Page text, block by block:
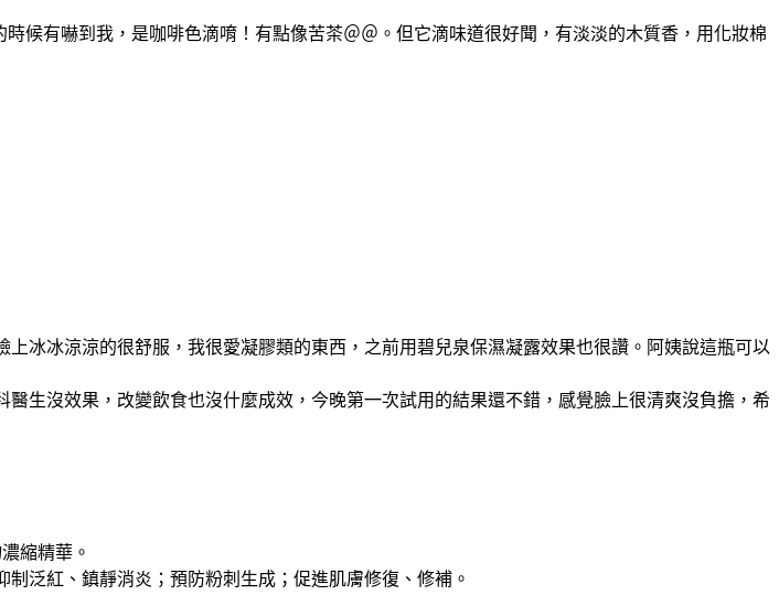
候有嚇到我，是咖啡色滴唷！有點像苦茶＠＠。但它滴味道很好聞，有淡淡的木質香，用化妝棉
冰冰涼涼的很舒服，我很愛凝膠類的東西，之前用碧兒泉保濕凝露效果也很讚。阿姨說這瓶可以
生沒效果，改變飲食也沒什麼成效，今晚第一次試用的結果還不錯，感覺臉上很清爽沒負擔，希
縮精華。
泛紅、鎮靜消炎；預防粉刺生成；促進肌膚修復、修補。